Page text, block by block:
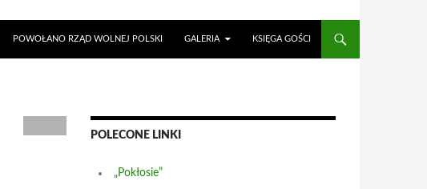
POWOŁANO RZĄD WOLNEJ POLSKI GALERIA KSIĘGA GOŚCI
POLECONE LINKI
„Pokłosie”